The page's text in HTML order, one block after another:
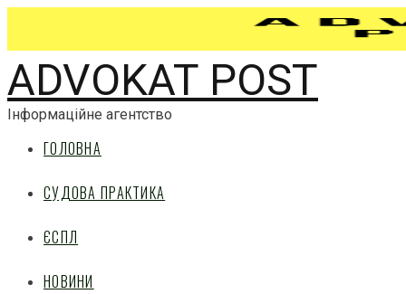
ADVOKAT POST
Інформаційне агентство
ГОЛОВНА
СУДОВА ПРАКТИКА
ЄСПЛ
НОВИНИ